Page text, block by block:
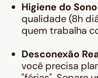
Higiene do
qualidade (8h
quem trabalha
Desconexão
você precisa